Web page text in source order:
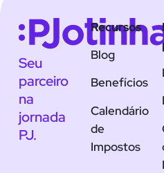
Seu
parceiro
na
jornada
PJ.
Recursos
Blog
Benefícios
Calendário
de
Impostos